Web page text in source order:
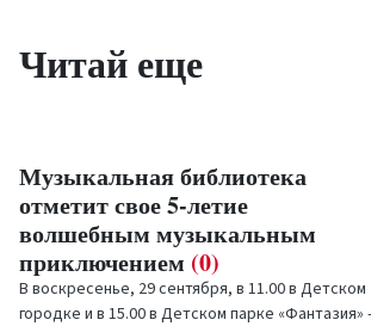
Читай еще
Музыкальная библиотека
отметит свое 5-летие
волшебным музыкальным
приключением (0)
В воскресенье, 29 сентября, в 11.00 в Детском
городке и в 15.00 в Детском парке «Фантазия»